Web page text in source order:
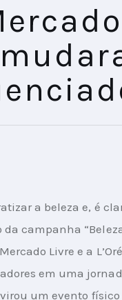
a beleza e, é
da campanha
Livre e a
em uma
um evento físico